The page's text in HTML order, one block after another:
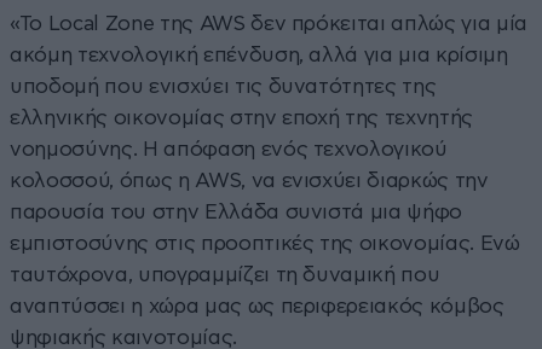
«Το Local Zone της AWS δεν πρόκειται απλώς για μία
ακόμη τεχνολογική επένδυση, αλλά για μια κρίσιμη
υποδομή που ενισχύει τις δυνατότητες της
ελληνικής οικονομίας στην εποχή της τεχνητής
νοημοσύνης. Η απόφαση ενός τεχνολογικού
κολοσσού, όπως η AWS, να ενισχύει διαρκώς την
παρουσία του στην Ελλάδα συνιστά μια ψήφο
εμπιστοσύνης στις προοπτικές της οικονομίας. Ενώ
ταυτόχρονα, υπογραμμίζει τη δυναμική που
αναπτύσσει η χώρα μας ως περιφερειακός κόμβος
ψηφιακής καινοτομίας.